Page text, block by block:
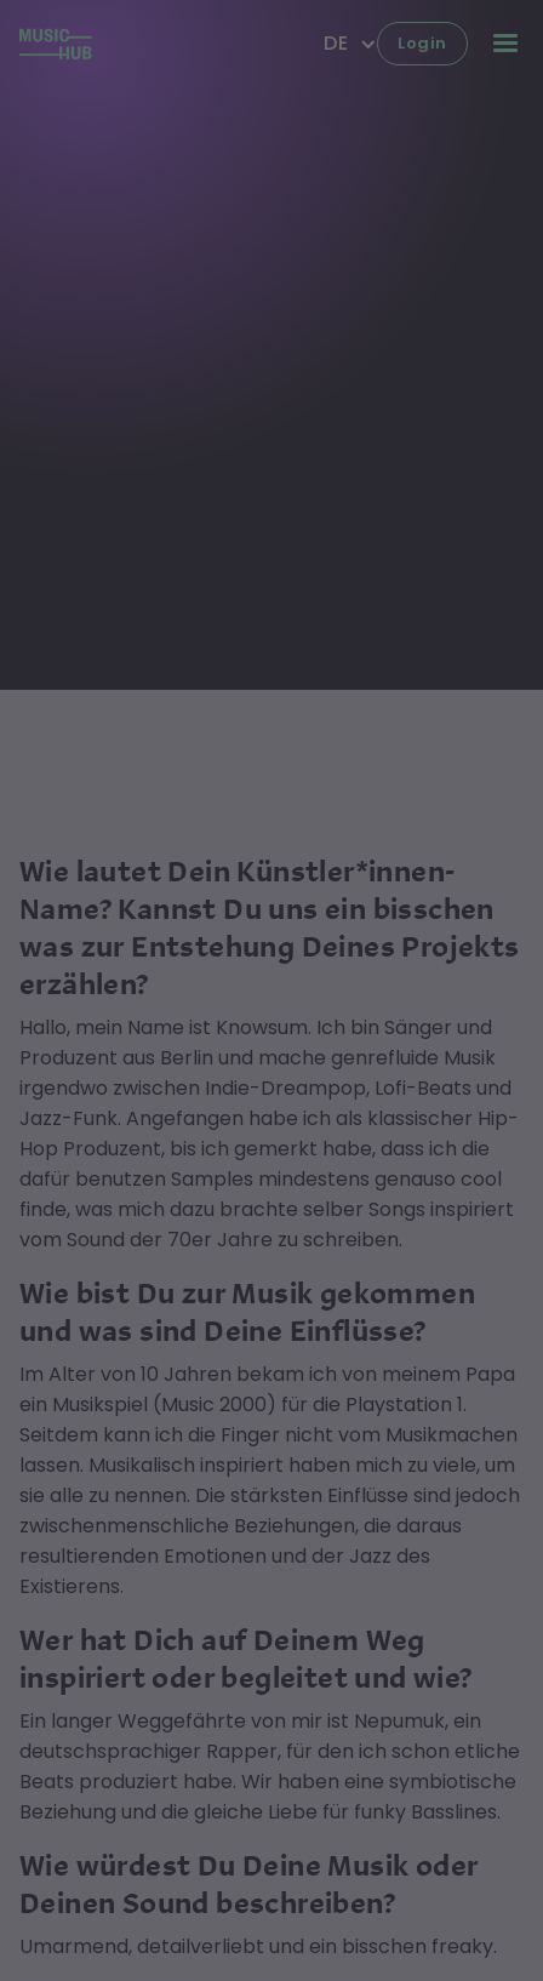
DE Login
Wie lautet Dein Künstler*innen-
Name? Kannst Du uns ein bisschen
was zur Entstehung Deines Projekts
erzählen?
Hallo, mein Name ist Knowsum. Ich bin Sänger und
Produzent aus Berlin und mache genrefluide Musik
irgendwo zwischen Indie-Dreampop, Lofi-Beats und
Jazz-Funk. Angefangen habe ich als klassischer Hip-
Hop Produzent, bis ich gemerkt habe, dass ich die
dafür benutzen Samples mindestens genauso cool
finde, was mich dazu brachte selber Songs inspiriert
vom Sound der 70er Jahre zu schreiben.
Wie bist Du zur Musik gekommen
und was sind Deine Einflüsse?
Im Alter von 10 Jahren bekam ich von meinem Papa
ein Musikspiel (Music 2000) für die Playstation 1.
Seitdem kann ich die Finger nicht vom Musikmachen
lassen. Musikalisch inspiriert haben mich zu viele, um
sie alle zu nennen. Die stärksten Einflüsse sind jedoch
zwischenmenschliche Beziehungen, die daraus
resultierenden Emotionen und der Jazz des
Existierens.
Wer hat Dich auf Deinem Weg
inspiriert oder begleitet und wie?
Ein langer Weggefährte von mir ist Nepumuk, ein
deutschsprachiger Rapper, für den ich schon etliche
Beats produziert habe. Wir haben eine symbiotische
Beziehung und die gleiche Liebe für funky Basslines.
Wie würdest Du Deine Musik oder
Deinen Sound beschreiben?
Umarmend, detailverliebt und ein bisschen freaky.